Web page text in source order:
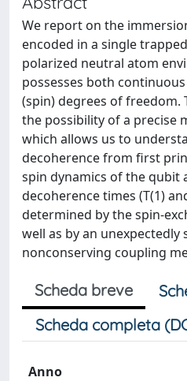
We report on the
encoded in a single
polarized neutral atom
possesses both
(spin) degrees of
the possibility of a precise
which allows us to
decoherence from first
spin dynamics of the qubit
decoherence times (T(1)
determined by the spin-
well as by an unexpectedly
nonconserving coupling
Scheda breve
Scheda completa
Anno